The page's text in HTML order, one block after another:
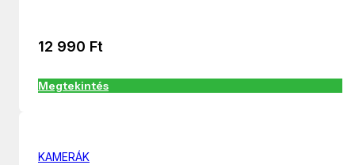
12 990 Ft
Megtekintés
KAMERÁK